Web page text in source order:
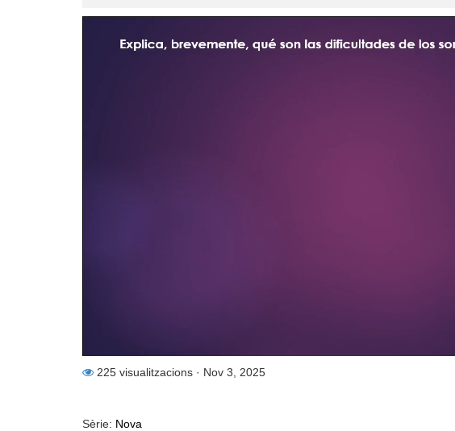
225 visualitzacions · Nov 3, 2025
Sèrie: Nova